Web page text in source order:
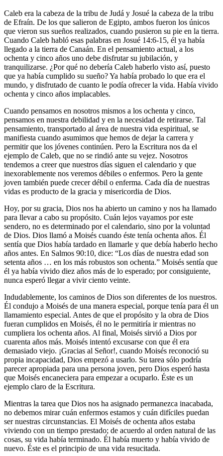
Caleb era la cabeza de la tribu de Judá y Josué la cabeza de la tribu
de Efraín. De los que salieron de Egipto, ambos fueron los únicos
que vieron sus sueños realizados, cuando pusieron su pie en la tierra.
Cuando Caleb habló esas palabras en Josué 14:6-15, él ya había
llegado a la tierra de Canaán. En el pensamiento actual, a los
ochenta y cinco años uno debe disfrutar su jubilación, y
tranquilizarse. ¿Por qué no debería Caleb haberlo visto así, puesto
que ya había cumplido su sueño? Ya había probado lo que era el
mundo, y disfrutado de cuanto le podía ofrecer la vida. Había vivido
ochenta y cinco años implacables.
Cuando pensamos en nosotros mismos a los ochenta y cinco,
pensamos en nuestra debilidad y en la necesidad de retirarse. Tal
pensamiento, transportado al área de nuestra vida espiritual, se
manifiesta cuando asumimos que hemos de dejar la carrera y
permitir que los jóvenes continúen. Pero la Escritura nos da el
ejemplo de Caleb, que no se rindió ante su vejez. Nosotros
tendemos a creer que nuestros días siguen el calendario y que
inexorablemente nos veremos débiles o enfermos. Pero la gente
joven también puede crecer débil o enferma. Cada día de nuestras
vidas es producto de la gracia y misericordia de Dios.
Hoy, por su gracia, Dios nos ha abierto un camino y nos ha llamado
para llevar a cabo su propósito. Cuán lejos vayamos por este
sendero, no es determinado por el calendario, sino por la voluntad
de Dios. Dios llamó a Moisés cuando éste tenía ochenta años. Él
sentía que Dios había tardado en llamarle y que debía haberlo hecho
años antes. En Salmos 90:10, dice: “Los días de nuestra edad son
setenta años … en los más robustos son ochenta.” Moisés sentía que
él ya había vivido diez años más de lo esperado; por consiguiente,
nunca esperó llegar a vivir ciento veinte.
Indudablemente, los caminos de Dios son diferentes de los nuestros.
Él condujo a Moisés de una manera especial, porque tenía para él un
llamamiento especial. Antes de que el propósito y la obra de Dios
fueran cumplidos en Moisés, él no le permitiría ir mientras no
cumpliera los ochenta años. Al final, Moisés sirvió a Dios por
cuarenta años más. Moisés intentó excusarse con que él era
demasiado viejo. ¡Gracias al Señor!, cuando Moisés reconoció su
propia incapacidad, Dios empezó a usarlo. Su tarea sólo podría
parecer apropiada para una persona joven, pero Dios esperó hasta
que Moisés encaneciera para empezar a ocuparlo. Éste es un
ejemplo claro de la Escritura.
Mientras la tarea que Dios nos ha asignado permanezca inacabada,
no debemos mirar cuán enfermos estamos y cuán difíciles puedan
ser nuestras circunstancias. El Moisés de ochenta años estaba
viviendo con un tiempo prestado; de acuerdo al orden natural de las
cosas, su vida había terminado. Él había muerto y había vivido de
nuevo. Éste es el principio de una vida resucitada.